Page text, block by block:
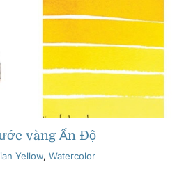
vàng Ấn Độ
Yellow, Watercolor